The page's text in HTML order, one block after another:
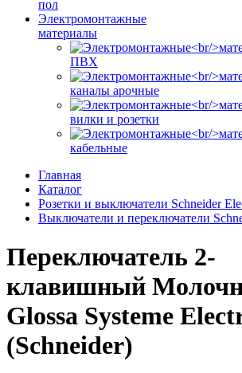
пол
Электромонтажные
материалы
ПВХ
каналы арочные
вилки и розетки
кабельные
Главная
Каталог
Розетки и выключатели Schneider
Выключатели и переключатели
Переключатель 2-
клавишный
Glossa Systeme
(Schneider)